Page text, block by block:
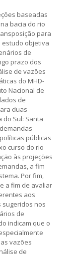
baseadas
bacia do rio
para
estudo objetiva
de
prazo dos
de vazões
do MHD-
Nacional de
de
duas
do Sul: Santa
públicas
curso do rio
às projeções
a fim
Por fim,
a fim de avaliar
aos
sugeridos nos
de
indicam que o
vazões
de